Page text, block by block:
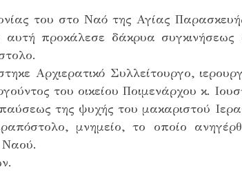
του στο Ναό της Αγίας
προκάλεσε δάκρυα συγκινήσεως
Αρχιερατικό Συλλείτουργο,
του οικείου Ποιμενάρχου κ.
της ψυχής του μακαριστού
μνημείο, το οποίο
Ναού.